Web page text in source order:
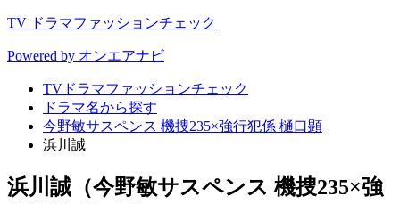
TV ドラマファッションチェック
Powered by オンエアナビ
TVドラマファッションチェック
ドラマ名から探す
今野敏サスペンス 機捜235×強行犯係 樋口顕
浜川誠
浜川誠（今野敏サスペンス 機捜235×強